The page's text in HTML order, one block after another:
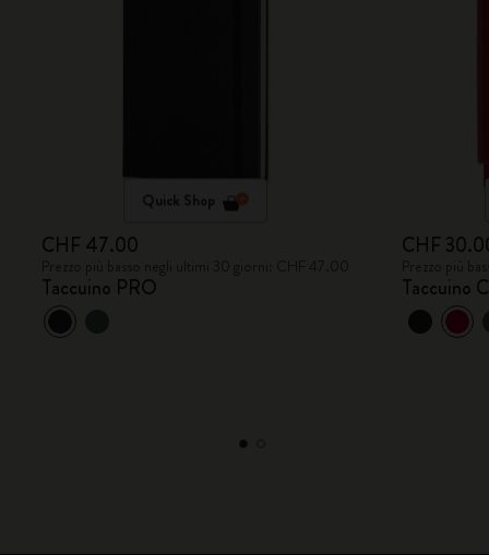
Quick Shop
CHF 47.00
Taccuino PRO
CHF
Taccuino